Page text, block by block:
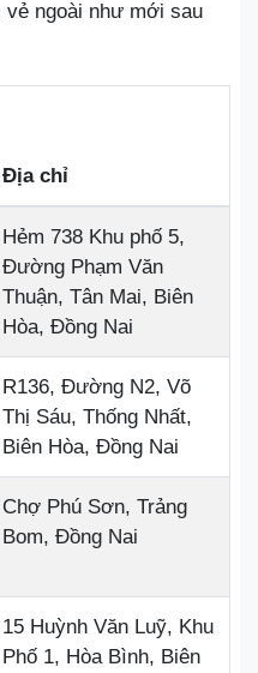
ngoài như mới sau
Địa chỉ
Hẻm 738 Khu phố 5,
Đường Phạm Văn
Thuận, Tân Mai, Biên
Hòa, Đồng Nai
R136, Đường N2, Võ
Thị Sáu, Thống Nhất,
Biên Hòa, Đồng Nai
Chợ Phú Sơn, Trảng
Bom, Đồng Nai
15 Huỳnh Văn Luỹ, Khu
Phố 1, Hòa Bình, Biên